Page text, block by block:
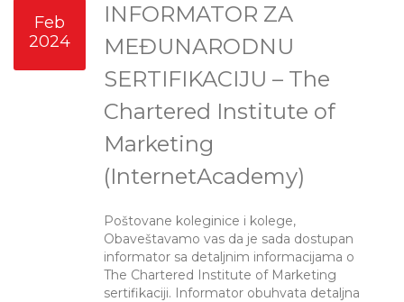
Feb
2024
INFORMATOR ZA
MEĐUNARODNU
SERTIFIKACIJU – The
Chartered Institute of
Marketing
(InternetAcademy)
Poštovane koleginice i kolege,
Obaveštavamo vas da je sada dostupan
informator sa detaljnim informacijama o
The Chartered Institute of Marketing
sertifikaciji. Informator obuhvata detaljna